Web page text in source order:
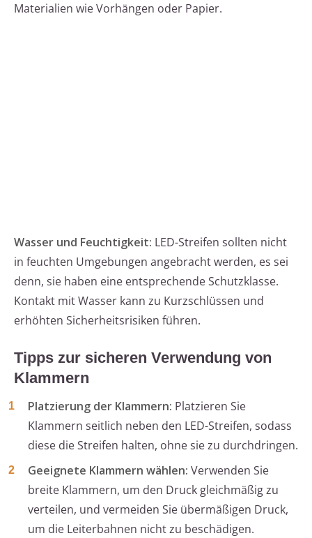
Materialien wie Vorhängen oder Papier.
Wasser und Feuchtigkeit: LED-Streifen sollten nicht
in feuchten Umgebungen angebracht werden, es sei
denn, sie haben eine entsprechende Schutzklasse.
Kontakt mit Wasser kann zu Kurzschlüssen und
erhöhten Sicherheitsrisiken führen.
Tipps zur sicheren Verwendung von
Klammern
Platzierung der Klammern: Platzieren Sie
Klammern seitlich neben den LED-Streifen, sodass
diese die Streifen halten, ohne sie zu durchdringen.
Geeignete Klammern wählen: Verwenden Sie
breite Klammern, um den Druck gleichmäßig zu
verteilen, und vermeiden Sie übermäßigen Druck,
um die Leiterbahnen nicht zu beschädigen.